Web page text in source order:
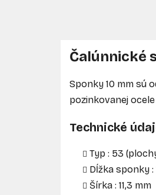
Čalúnnické
Sponky 10 mm sú
pozinkovanej
Technické
Typ : 53
Dĺžka sponky :
Šírka : 11,3 mm